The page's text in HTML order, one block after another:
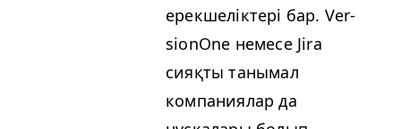
ерекшеліктері бар. Ver­
sionOne немесе Jira
сияқты танымал
компаниялар да